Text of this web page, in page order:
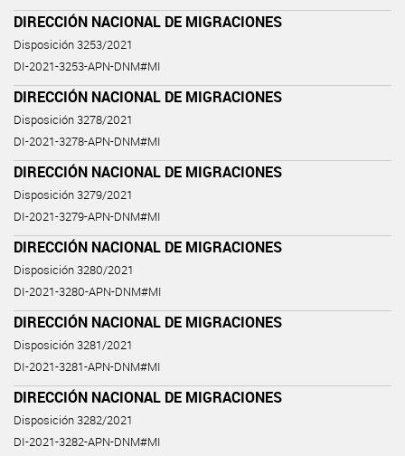
DIRECCIÓN NACIONAL DE MIGRACIONES
Disposición 3253/2021
DI-2021-3253-APN-DNM#MI
DIRECCIÓN NACIONAL DE MIGRACIONES
Disposición 3278/2021
DI-2021-3278-APN-DNM#MI
DIRECCIÓN NACIONAL DE MIGRACIONES
Disposición 3279/2021
DI-2021-3279-APN-DNM#MI
DIRECCIÓN NACIONAL DE MIGRACIONES
Disposición 3280/2021
DI-2021-3280-APN-DNM#MI
DIRECCIÓN NACIONAL DE MIGRACIONES
Disposición 3281/2021
DI-2021-3281-APN-DNM#MI
DIRECCIÓN NACIONAL DE MIGRACIONES
Disposición 3282/2021
DI-2021-3282-APN-DNM#MI